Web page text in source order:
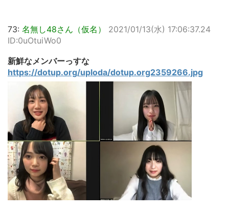
73: 名無し48さん（仮名）
2021/01/13(水) 17:06:37.24
ID:0uOtuiWo0
新鮮なメンバーっすな
https://dotup.org/uploda/dotup.org2359266.jpg